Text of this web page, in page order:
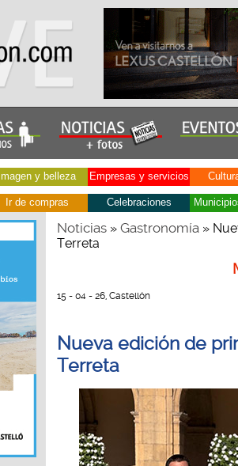
Imagen y belleza Empresas y servicios
Ir de compras Celebraciones
Noticias» Gastronomía»
Terreta
15 - 04 - 26, Castellón
Nueva edición de
Terreta